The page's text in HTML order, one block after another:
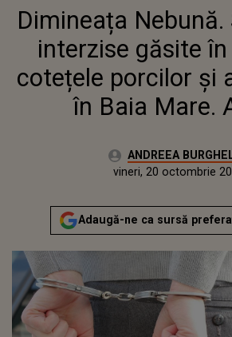
INTERZISE GĂSITE ÎN
PORCILOR ȘI ALE
AUDIO
Dimineața
interzise găsite
cotețele porcilor și
în Baia Mare.
Autor:ANDREEA
joi, 20 octombrie 2022Actualizat:
vineri, 20 octombrie
Adaugă-ne ca sursă